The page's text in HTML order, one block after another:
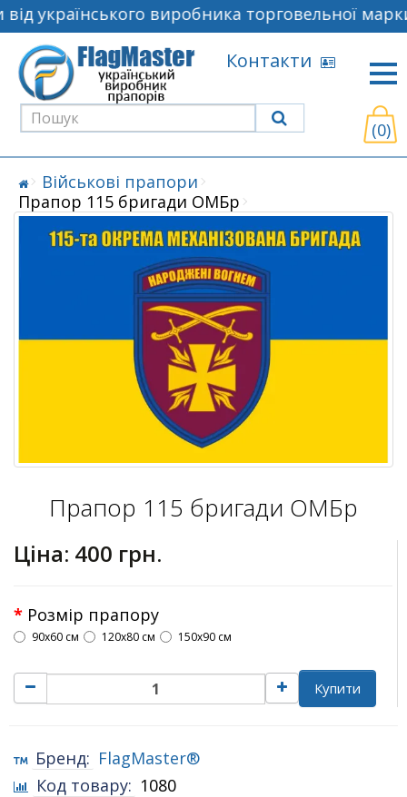
українського виробника торговельної
Контакти
(0)
Військові прапори
Прапор 115 бригади ОМБр
Прапор 115 бригади ОМБр
Ціна: 400 грн.
Розмір прапору
90х60 см 120х80 см 150х90 см
Купити
Бренд: FlagMaster®
Код товару: 1080